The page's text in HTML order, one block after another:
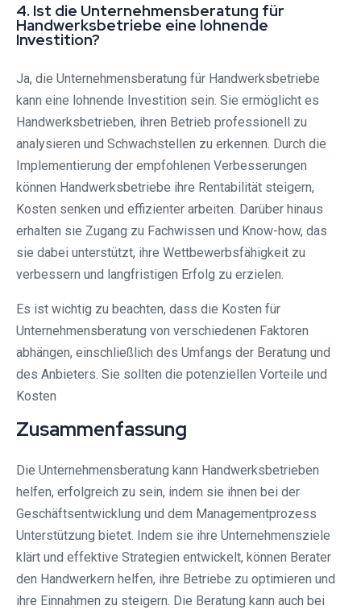
4. Ist die Unternehmensberatung für
Handwerksbetriebe eine lohnende
Investition?
Ja, die Unternehmensberatung für Handwerksbetriebe
kann eine lohnende Investition sein. Sie ermöglicht es
Handwerksbetrieben, ihren Betrieb professionell zu
analysieren und Schwachstellen zu erkennen. Durch die
Implementierung der empfohlenen Verbesserungen
können Handwerksbetriebe ihre Rentabilität steigern,
Kosten senken und effizienter arbeiten. Darüber hinaus
erhalten sie Zugang zu Fachwissen und Know-how, das
sie dabei unterstützt, ihre Wettbewerbsfähigkeit zu
verbessern und langfristigen Erfolg zu erzielen.
Es ist wichtig zu beachten, dass die Kosten für
Unternehmensberatung von verschiedenen Faktoren
abhängen, einschließlich des Umfangs der Beratung und
des Anbieters. Sie sollten die potenziellen Vorteile und
Kosten
Zusammenfassung
Die Unternehmensberatung kann Handwerksbetrieben
helfen, erfolgreich zu sein, indem sie ihnen bei der
Geschäftsentwicklung und dem Managementprozess
Unterstützung bietet. Indem sie ihre Unternehmensziele
klärt und effektive Strategien entwickelt, können Berater
den Handwerkern helfen, ihre Betriebe zu optimieren und
ihre Einnahmen zu steigern. Die Beratung kann auch bei